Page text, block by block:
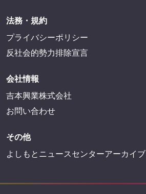
法務・規約
プライバシーポリシー
反社会的勢力排除宣言
会社情報
吉本興業株式会社
お問い合わせ
その他
よしもとニュースセンターアーカイブ